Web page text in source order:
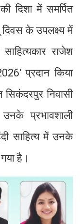
दिशा में समर्पित
दिवस के उपलक्ष्य में
राजेश
प्रदान किया
निवासी
प्रभावशाली
साहित्य में उनके
है।